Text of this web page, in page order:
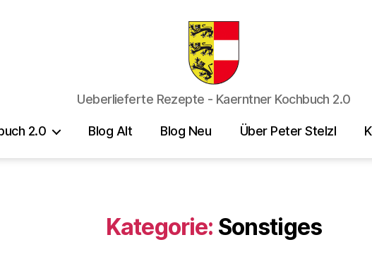
Kaerntner
Kueche
Ueberlieferte Rezepte - Kaerntner Kochbuch 2.0
2.0 Blog Alt Blog Neu Über Peter Stelzl
Kategorie: Sonstiges